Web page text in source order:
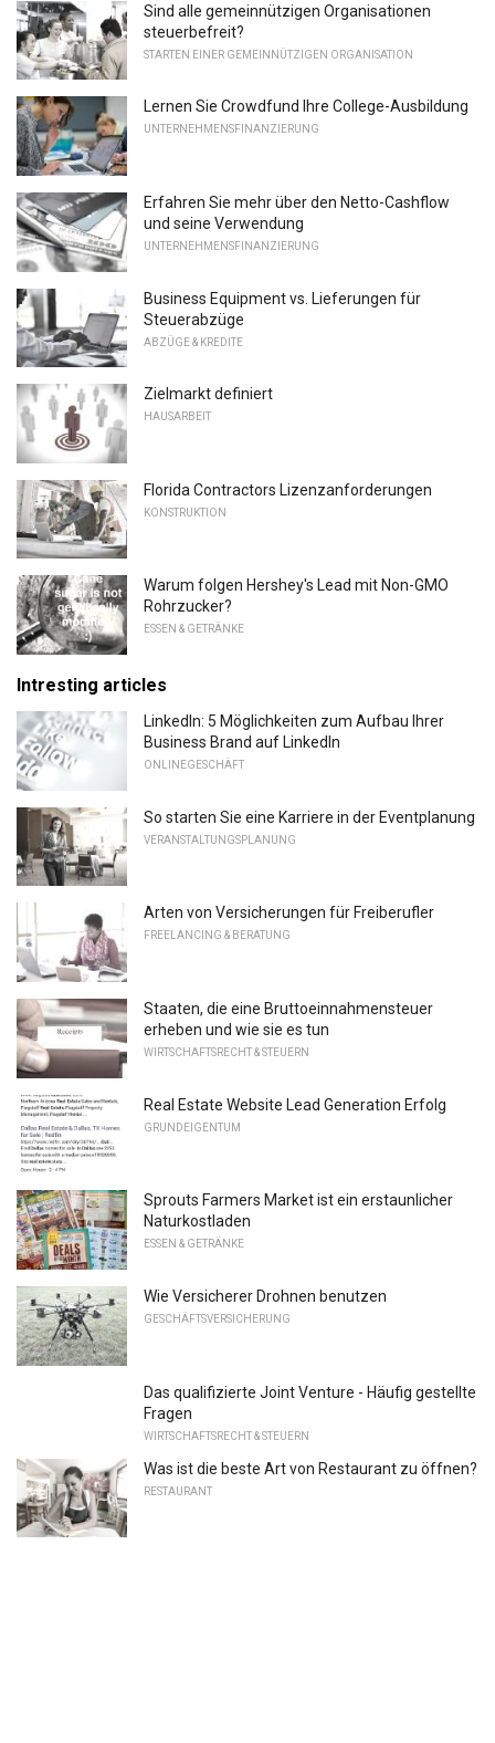
Sind alle gemeinnützigen Organisationen
steuerbefreit?
STARTEN EINER GEMEINNÜTZIGEN ORGANISATION
Lernen Sie Crowdfund Ihre College-Ausbildung
UNTERNEHMENSFINANZIERUNG
Erfahren Sie mehr über den Netto-Cashflow
und seine Verwendung
UNTERNEHMENSFINANZIERUNG
Business Equipment vs. Lieferungen für
Steuerabzüge
ABZÜGE & KREDITE
Zielmarkt definiert
HAUSARBEIT
Florida Contractors Lizenzanforderungen
KONSTRUKTION
Warum folgen Hershey's Lead mit Non-GMO
Rohrzucker?
ESSEN & GETRÄNKE
Intresting articles
LinkedIn: 5 Möglichkeiten zum Aufbau Ihrer
Business Brand auf LinkedIn
ONLINEGESCHÄFT
So starten Sie eine Karriere in der Eventplanung
VERANSTALTUNGSPLANUNG
Arten von Versicherungen für Freiberufler
FREELANCING & BERATUNG
Staaten, die eine Bruttoeinnahmensteuer
erheben und wie sie es tun
WIRTSCHAFTSRECHT & STEUERN
Real Estate Website Lead Generation Erfolg
GRUNDEIGENTUM
Sprouts Farmers Market ist ein erstaunlicher
Naturkostladen
ESSEN & GETRÄNKE
Wie Versicherer Drohnen benutzen
GESCHÄFTSVERSICHERUNG
Das qualifizierte Joint Venture - Häufig gestellte
Fragen
WIRTSCHAFTSRECHT & STEUERN
Was ist die beste Art von Restaurant zu öffnen?
RESTAURANT